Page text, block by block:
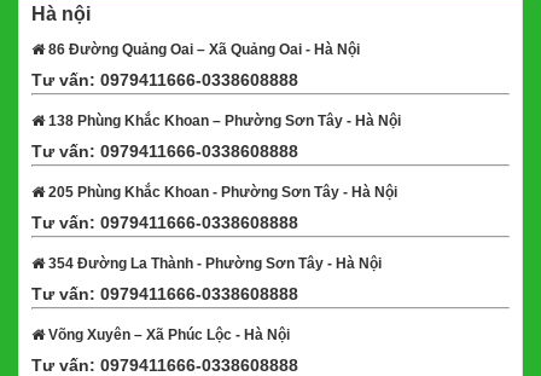
Hà nội
86 Đường Quảng Oai – Xã Quảng Oai - Hà Nội
Tư vấn: 0979411666-0338608888
138 Phùng Khắc Khoan – Phường Sơn Tây - Hà Nội
Tư vấn: 0979411666-0338608888
205 Phùng Khắc Khoan - Phường Sơn Tây - Hà Nội
Tư vấn: 0979411666-0338608888
354 Đường La Thành - Phường Sơn Tây - Hà Nội
Tư vấn: 0979411666-0338608888
Võng Xuyên – Xã Phúc Lộc - Hà Nội
Tư vấn: 0979411666-0338608888